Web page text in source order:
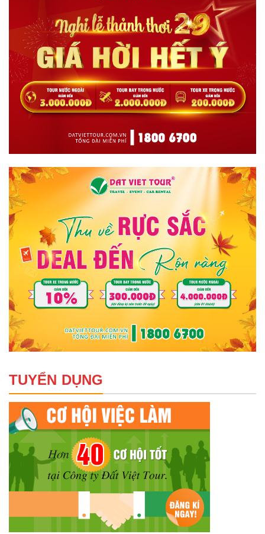
TUYỂN DỤNG